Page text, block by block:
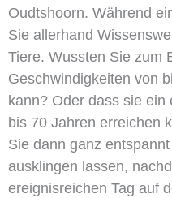
Oudtshoorn. Während
Sie allerhand
Tiere. Wussten Sie zum
Geschwindigkeiten von
kann? Oder dass sie ein
bis 70 Jahren erreichen
Sie dann ganz
ausklingen lassen,
ereignisreichen Tag auf